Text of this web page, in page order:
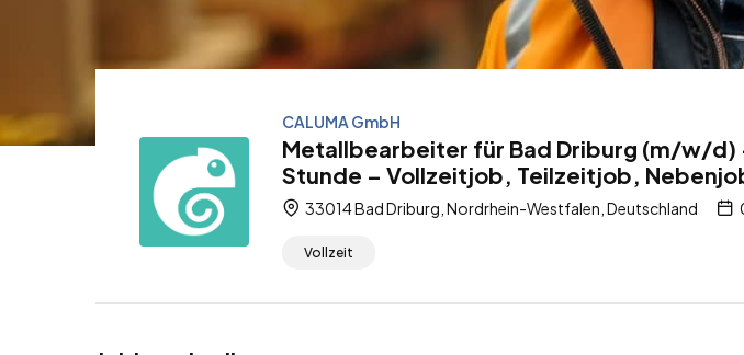
CALUMA GmbH
Metallbearbeiter für Bad Driburg (m/w/d)
Stunde – Vollzeitjob, Teilzeitjob,
33014 Bad Driburg, Nordrhein-Westfalen, Deutschland
Vollzeit